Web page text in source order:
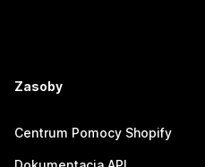
Zasoby
Centrum Pomocy Shopify